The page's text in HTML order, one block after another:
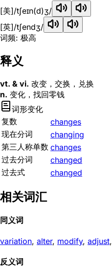
[美]/tʃeɪn(d)ʒ/
[英]/tʃendʒ/
词频: 极高
释义
vt. & vi. 改变，交换，兑换
n. 变化，找回零钱
词形变化
复数
changes
现在分词
changing
第三人称单数 changes
过去分词
changed
过去式
changed
相关词汇
同义词
variation, alter, modify, adjust,
反义词